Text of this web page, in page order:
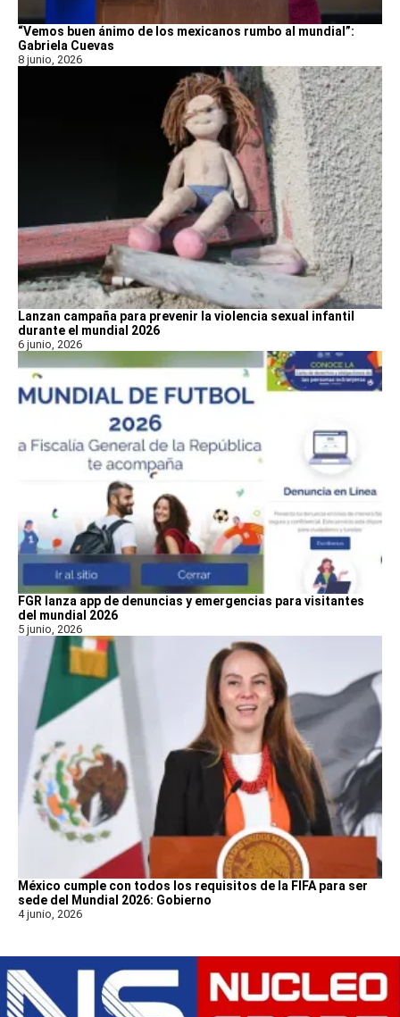
“Vemos buen ánimo de los mexicanos rumbo al mundial”:
Gabriela Cuevas
8 junio, 2026
Lanzan campaña para prevenir la violencia sexual infantil
durante el mundial 2026
6 junio, 2026
FGR lanza app de denuncias y emergencias para visitantes
del mundial 2026
5 junio, 2026
México cumple con todos los requisitos de la FIFA para ser
sede del Mundial 2026: Gobierno
4 junio, 2026